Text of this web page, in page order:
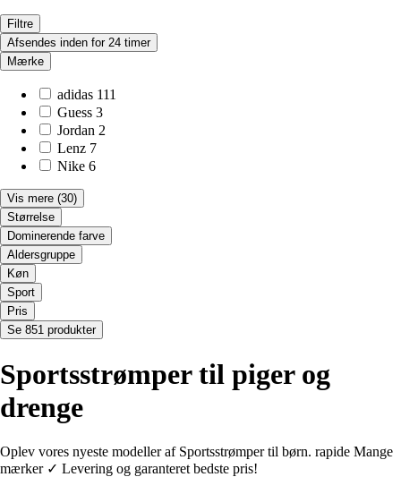
Filtre
Afsendes inden for 24 timer
Mærke
adidas 111
Guess 3
Jordan 2
Lenz 7
Nike 6
Vis mere (30)
Størrelse
Dominerende farve
Aldersgruppe
Køn
Sport
Pris
Se 851 produkter
Sportsstrømper til piger og
drenge
Oplev vores nyeste modeller af Sportsstrømper til børn. rapide Mange
mærker ✓ Levering og garanteret bedste pris!